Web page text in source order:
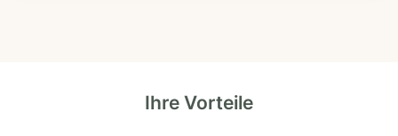
Ihre Vorteile